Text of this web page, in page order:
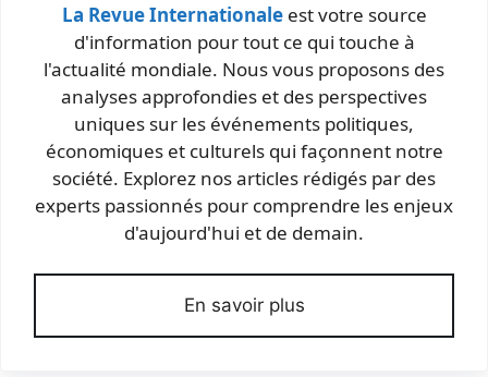
La Revue Internationaleest votre source
d'information pour tout ce qui touche à
l'actualité mondiale. Nous vous proposons des
analyses approfondies et des perspectives
uniques sur les événements politiques,
économiques et culturels qui façonnent notre
société. Explorez nos articles rédigés par des
experts passionnés pour comprendre les enjeux
d'aujourd'hui et de demain.
En savoir plus